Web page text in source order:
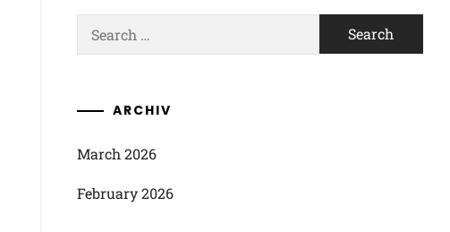
for:
ARCHIV
March 2026
February 2026